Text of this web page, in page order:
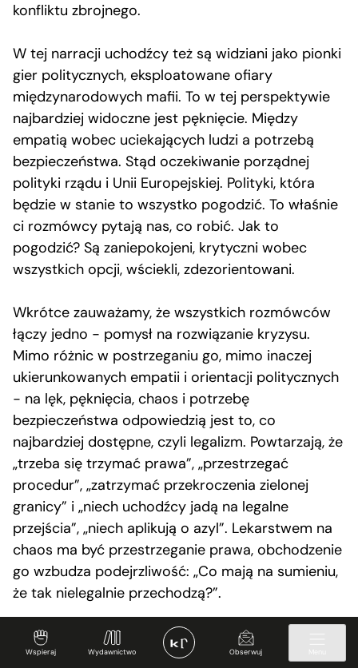
Wspieraj Wydawnictwo Obserwuj
konfliktu zbrojnego.
W tej narracji uchodźcy też są widziani jako pionki
gier politycznych, eksploatowane ofiary
międzynarodowych mafii. To w tej perspektywie
najbardziej widoczne jest pęknięcie. Między
empatią wobec uciekających ludzi a potrzebą
bezpieczeństwa. Stąd oczekiwanie porządnej
polityki rządu i Unii Europejskiej. Polityki, która
będzie w stanie to wszystko pogodzić. To właśnie
ci rozmówcy pytają nas, co robić. Jak to
pogodzić? Są zaniepokojeni, krytyczni wobec
wszystkich opcji, wściekli, zdezorientowani.
Wkrótce zauważamy, że wszystkich rozmówców
łączy jedno − pomysł na rozwiązanie kryzysu.
Mimo różnic w postrzeganiu go, mimo inaczej
ukierunkowanych empatii i orientacji politycznych
− na lęk, pęknięcia, chaos i potrzebę
bezpieczeństwa odpowiedzią jest to, co
najbardziej dostępne, czyli legalizm. Powtarzają, że
„trzeba się trzymać prawa”, „przestrzegać
procedur”, „zatrzymać przekroczenia zielonej
granicy” i „niech uchodźcy jadą na legalne
przejścia”, „niech aplikują o azyl”. Lekarstwem na
chaos ma być przestrzeganie prawa, obchodzenie
go wzbudza podejrzliwość: „Co mają na sumieniu,
że tak nielegalnie przechodzą?”.